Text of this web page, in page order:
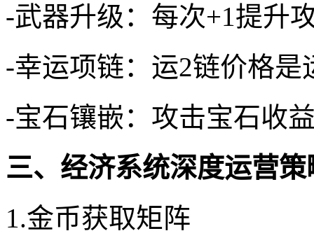
-武器升级：每次+1提升
-幸运项链：运2链价格是
-宝石镶嵌：攻击宝石收
三、经济系统深度运营策
1.金币获取矩阵